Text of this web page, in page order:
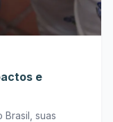
e
suas